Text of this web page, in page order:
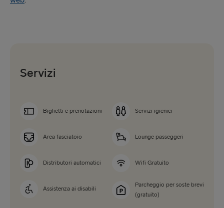
Servizi
Biglietti e prenotazioni Servizi igienici
Area fasciatoio Lounge passeggeri
Distributori automatici Wifi Gratuito
Assistenza ai disabili
Parcheggio per soste brevi
(gratuito)